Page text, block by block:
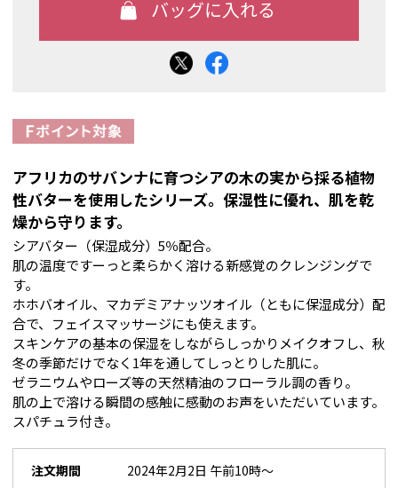
アフリカのサバンナに育つシアの木の実から採る植物
性バターを使用したシリーズ。保湿性に優れ、肌を乾
燥から守ります。
シアバター（保湿成分）5％配合。
肌の温度ですーっと柔らかく溶ける新感覚のクレンジングで
す。
ホホバオイル、マカデミアナッツオイル（ともに保湿成分）配
合で、フェイスマッサージにも使えます。
スキンケアの基本の保湿をしながらしっかりメイクオフし、秋
冬の季節だけでなく1年を通してしっとりした肌に。
ゼラニウムやローズ等の天然精油のフローラル調の香り。
肌の上で溶ける瞬間の感触に感動のお声をいただいています。
スパチュラ付き。
注文期間
2024年2月2日 午前10時～